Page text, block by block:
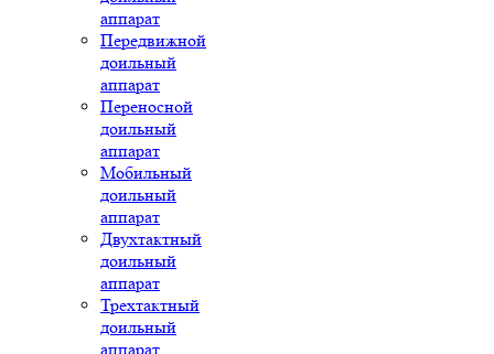
аппарат
Передвижной
доильный
аппарат
Переносной
доильный
аппарат
Мобильный
доильный
аппарат
Двухтактный
доильный
аппарат
Трехтактный
доильный
аппарат